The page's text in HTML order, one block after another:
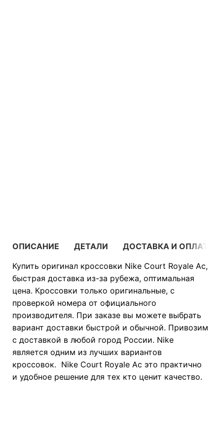
ОПИСАНИЕ ДЕТАЛИ
ДОСТАВКА И ОПЛАТА
Купить оригинал кроссовки Nike Court Royale Ac,
быстрая доставка из-за рубежа, оптимальная
цена. Кроссовки только оригинальные, с
проверкой номера от официального
производителя. При заказе вы можете выбрать
вариант доставки быстрой и обычной. Привозим
с доставкой в любой город России. Nike
является одним из лучших вариантов
кроссовок. Nike Court Royale Ac это практично
и удобное решение для тех кто ценит качество.